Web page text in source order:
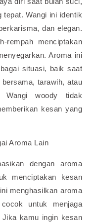
tepat. Wangi ini identik
dan elegan.
rempah menciptakan
Aroma ini
situasi, baik saat
tarawih, atau
Wangi woody tidak
kesan yang
Aroma Lain
dengan aroma
menciptakan kesan
menghasilkan aroma
untuk menjaga
Jika kamu ingin kesan